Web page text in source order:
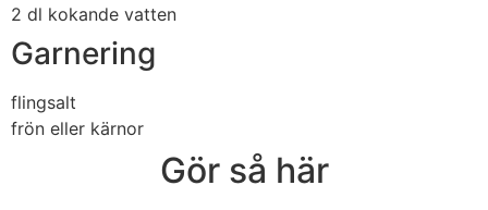
2 dl kokande vatten
Garnering
flingsalt
frön eller kärnor
Gör så här